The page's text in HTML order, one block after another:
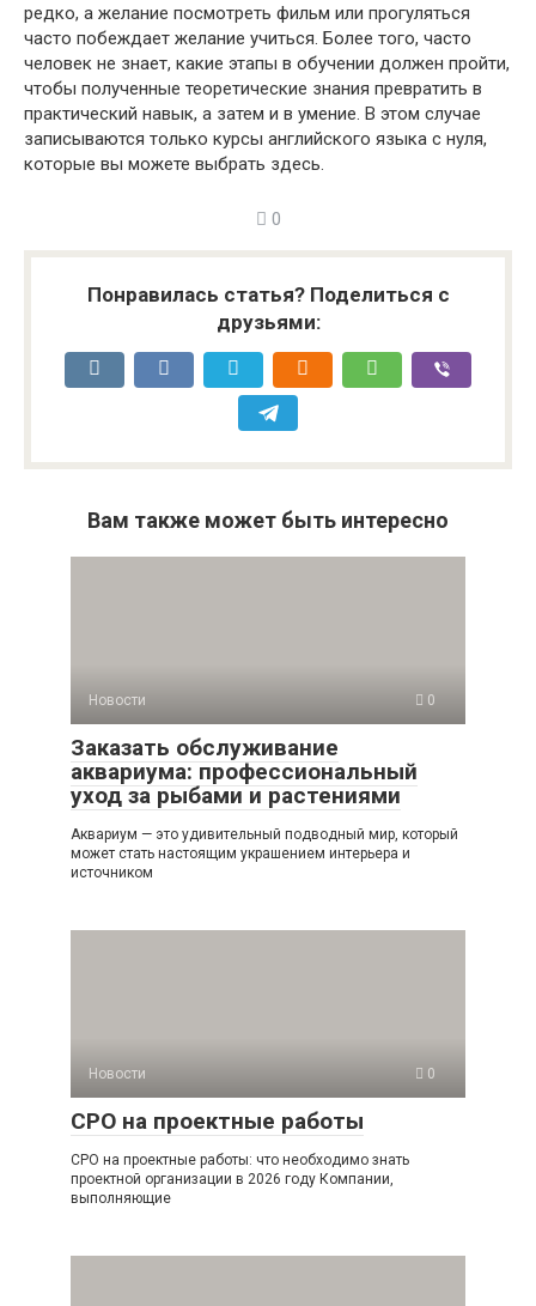
редко, а желание посмотреть фильм или прогуляться
часто побеждает желание учиться. Более того, часто
человек не знает, какие этапы в обучении должен пройти,
чтобы полученные теоретические знания превратить в
практический навык, а затем и в умение. В этом случае
записываются только курсы английского языка с нуля,
которые вы можете выбрать здесь.
0
Понравилась статья? Поделиться с
друзьями:
Вам также может быть интересно
Новости 0
Заказать обслуживание
аквариума: профессиональный
уход за рыбами и растениями
Аквариум — это удивительный подводный мир, который
может стать настоящим украшением интерьера и
источником
Новости 0
СРО на проектные работы
СРО на проектные работы: что необходимо знать
проектной организации в 2026 году Компании,
выполняющие